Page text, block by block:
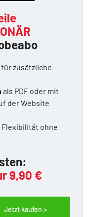
für zusätzliche
als PDF oder mit
der Website
ohne
9,90 €
Jetzt kaufen >